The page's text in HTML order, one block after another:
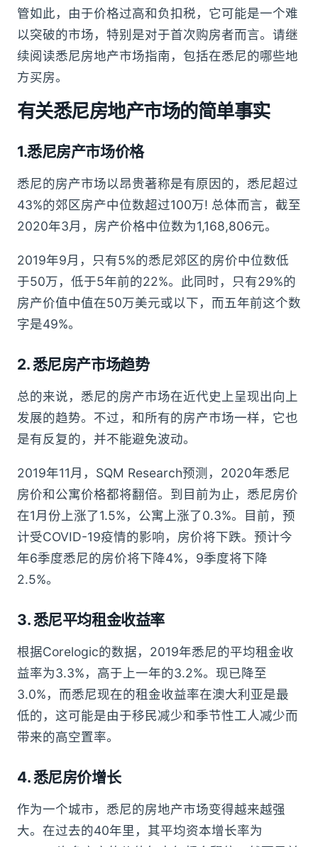
管如此，由于价格过高和负扣税，它可能是一个难
以突破的市场，特别是对于首次购房者而言。请继
续阅读悉尼房地产市场指南，包括在悉尼的哪些地
方买房。
有关悉尼房地产市场的简单事实
1.悉尼房产市场价格
悉尼的房产市场以昂贵著称是有原因的，悉尼超过
43%的郊区房产中位数超过100万! 总体而言，截至
2020年3月，房产价格中位数为1,168,806元。
2019年9月，只有5%的悉尼郊区的房价中位数低
于50万，低于5年前的22%。此同时，只有29%的
房产价值中值在50万美元或以下，而五年前这个数
字是49%。
2. 悉尼房产市场趋势
总的来说，悉尼的房产市场在近代史上呈现出向上
发展的趋势。不过，和所有的房产市场一样，它也
是有反复的，并不能避免波动。
2019年11月，SQM Research预测，2020年悉尼
房价和公寓价格都将翻倍。到目前为止，悉尼房价
在1月份上涨了1.5%，公寓上涨了0.3%。目前，预
计受COVID-19疫情的影响，房价将下跌。预计今
年6季度悉尼的房价将下降4%，9季度将下降
2.5%。
3. 悉尼平均租金收益率
根据Corelogic的数据，2019年悉尼的平均租金收
益率为3.3%，高于上一年的3.2%。现已降至
3.0%，而悉尼现在的租金收益率在澳大利亚是最
低的，这可能是由于移民减少和季节性工人减少而
带来的高空置率。
4. 悉尼房价增长
作为一个城市，悉尼的房地产市场变得越来越强
大。在过去的40年里，其平均资本增长率为